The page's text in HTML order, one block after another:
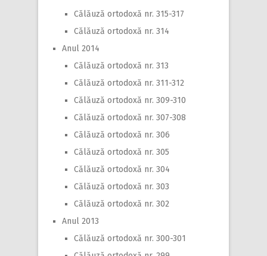
Călăuză ortodoxă nr. 315-317
Călăuză ortodoxă nr. 314
Anul 2014
Călăuză ortodoxă nr. 313
Călăuză ortodoxă nr. 311-312
Călăuză ortodoxă nr. 309-310
Călăuză ortodoxă nr. 307-308
Călăuză ortodoxă nr. 306
Călăuză ortodoxă nr. 305
Călăuză ortodoxă nr. 304
Călăuză ortodoxă nr. 303
Călăuză ortodoxă nr. 302
Anul 2013
Călăuză ortodoxă nr. 300-301